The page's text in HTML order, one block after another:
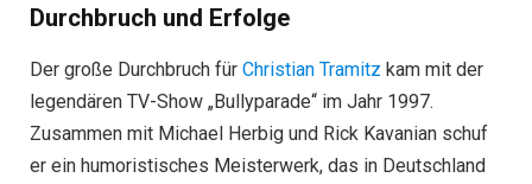
Durchbruch und Erfolge
Der große Durchbruch für Christian Tramitz kam mit der
legendären TV-Show „Bullyparade“ im Jahr 1997.
Zusammen mit Michael Herbig und Rick Kavanian schuf
er ein humoristisches Meisterwerk, das in Deutschland